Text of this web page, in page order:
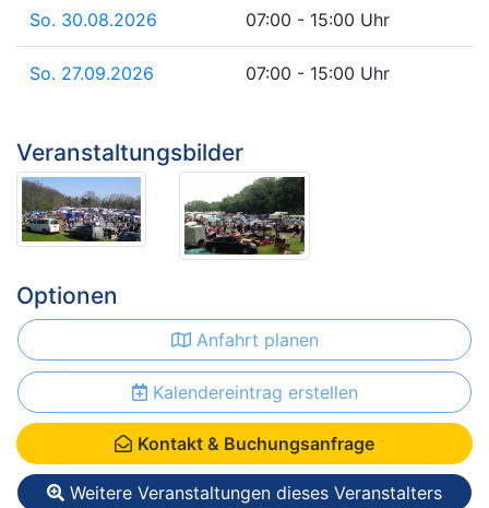
So. 30.08.2026 07:00 - 15:00 Uhr
So. 27.09.2026 07:00 - 15:00 Uhr
Veranstaltungsbilder
Optionen
Anfahrt planen
Kalendereintrag erstellen
Kontakt & Buchungsanfrage
Weitere Veranstaltungen dieses Veranstalters